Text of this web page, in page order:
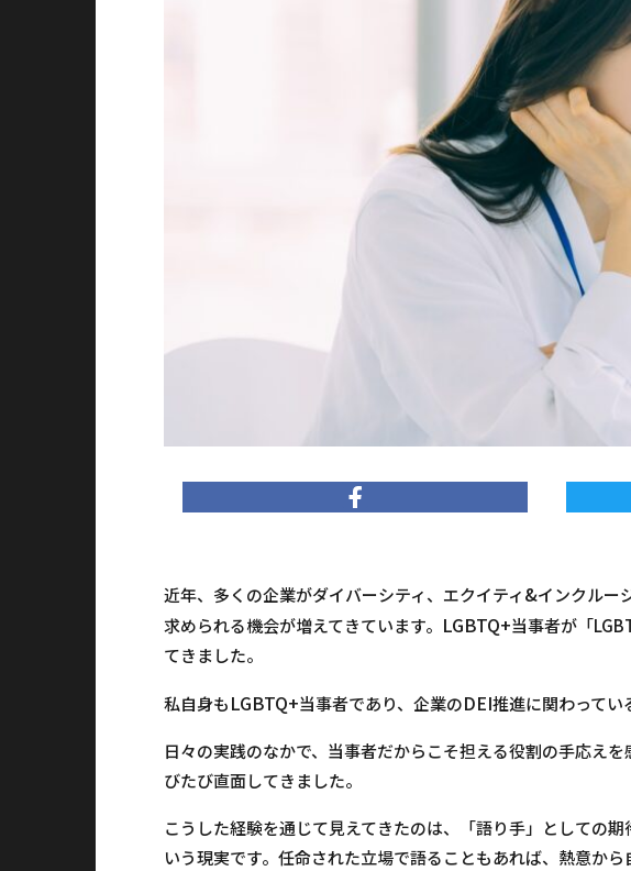
近年、多くの企業がダイバーシティ、エクイティ&インクルー
求められる機会が増えてきています。 LGBTQ+当事者が「
てきました。
私自身もLGBTQ+当事者であり、企業のDEI推進に関わってい
日々の実践のなかで、当事者だからこそ担える役割の手応え
びたび直面してきました。
こうした経験を通じて見えてきたのは、「語り手」としての
いう現実です。任命された立場で語ることもあれば、熱意か